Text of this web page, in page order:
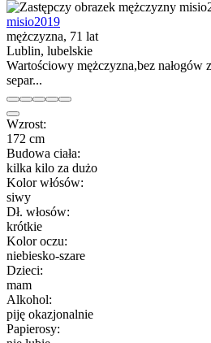
misio2019
mężczyzna, 71 lat
Lublin, lubelskie
Wartościowy mężczyzna,bez nałogów
separ...
Wzrost:
172 cm
Budowa ciała:
kilka kilo za dużo
Kolor włósów:
siwy
Dł. włosów:
krótkie
Kolor oczu:
niebiesko-szare
Dzieci:
mam
Alkohol:
piję okazjonalnie
Papierosy: